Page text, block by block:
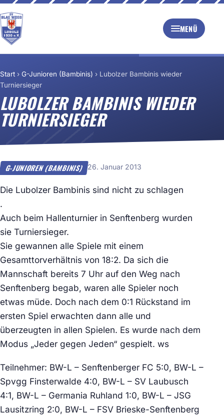
MENÜ
Start › G-Junioren (Bambinis) › Lubolzer Bambinis wieder
Turniersieger
LUBOLZER BAMBINIS WIEDER
TURNIERSIEGER
G-JUNIOREN (BAMBINIS) 26. Januar 2013
Die Lubolzer Bambinis sind nicht zu schlagen
.
Auch beim Hallenturnier in Senftenberg wurden
sie Turniersieger.
Sie gewannen alle Spiele mit einem
Gesamttorverhältnis von 18:2. Da sich die
Mannschaft bereits 7 Uhr auf den Weg nach
Senftenberg begab, waren alle Spieler noch
etwas müde. Doch nach dem 0:1 Rückstand im
ersten Spiel erwachten dann alle und
überzeugten in allen Spielen. Es wurde nach dem
Modus „Jeder gegen Jeden“ gespielt. ws
Teilnehmer: BW-L – Senftenberger FC 5:0, BW-L –
Spvgg Finsterwalde 4:0, BW-L – SV Laubusch
4:1, BW-L – Germania Ruhland 1:0, BW-L – JSG
Lausitzring 2:0, BW-L – FSV Brieske-Senftenberg